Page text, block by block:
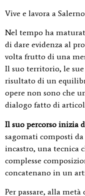
Vive e lavora a
Nel tempo ha
di dare evidenza al
volta frutto di una
Il suo territorio, le
risultato di un
opere non sono che
dialogo fatto di
Il suo percorso inizia
sagomati composti
incastro, una tecnica
complesse
concatenano in un
Per passare, alla